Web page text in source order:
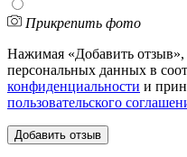
Прикрепить фото
Нажимая «Добавить отзыв»,
персональных данных в
конфиденциальности и
пользовательского